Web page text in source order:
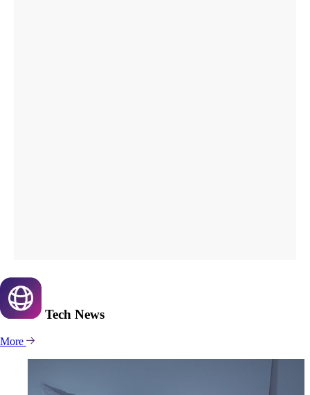
Tech News
More